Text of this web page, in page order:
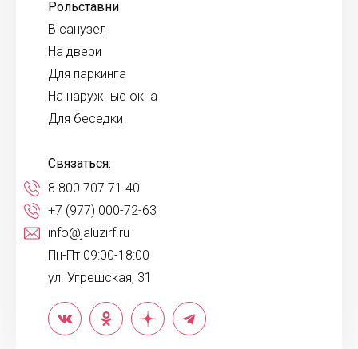
Рольставни
В санузел
На двери
Для паркинга
На наружные окна
Для беседки
Связаться:
8 800 707 71 40
+7 (977) 000-72-63
info@jaluzirf.ru
Пн-Пт 09:00-18:00
ул. Угрешская, 31